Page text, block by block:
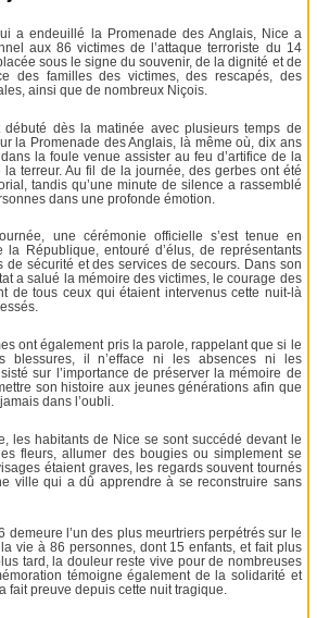
a endeuillé la Promenade des Anglais, Nice a
aux 86 victimes de l’attaque terroriste du 14
sous le signe du souvenir, de la dignité et de
des familles des victimes, des rescapés, des
ainsi que de nombreux Niçois.
débuté dès la matinée avec plusieurs temps de
la Promenade des Anglais, là même où, dix ans
la foule venue assister au feu d’artifice de la
la terreur. Au fil de la journée, des gerbes ont été
tandis qu’une minute de silence a rassemblé
dans une profonde émotion.
une cérémonie officielle s’est tenue en
la République, entouré d’élus, de représentants
de sécurité et des services de secours. Dans son
a salué la mémoire des victimes, le courage des
de tous ceux qui étaient intervenus cette nuit-là
ont également pris la parole, rappelant que si le
blessures, il n’efface ni les absences ni les
sur l’importance de préserver la mémoire de
son histoire aux jeunes générations afin que
dans l’oubli.
les habitants de Nice se sont succédé devant le
fleurs, allumer des bougies ou simplement se
étaient graves, les regards souvent tournés
ville qui a dû apprendre à se reconstruire sans
demeure l’un des plus meurtriers perpétrés sur le
vie à 86 personnes, dont 15 enfants, et fait plus
tard, la douleur reste vive pour de nombreuses
témoigne également de la solidarité et
fait preuve depuis cette nuit tragique.